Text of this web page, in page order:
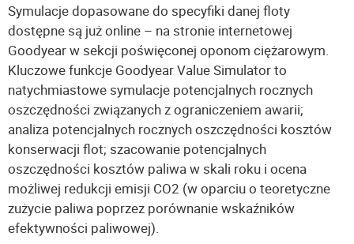
Symulacje dopasowane do specyfiki danej floty
dostępne są już online – na stronie internetowej
Goodyear w sekcji poświęconej oponom ciężarowym.
Kluczowe funkcje Goodyear Value Simulator to
natychmiastowe symulacje potencjalnych rocznych
oszczędności związanych z ograniczeniem awarii;
analiza potencjalnych rocznych oszczędności kosztów
konserwacji flot; szacowanie potencjalnych
oszczędności kosztów paliwa w skali roku i ocena
możliwej redukcji emisji CO2 (w oparciu o teoretyczne
zużycie paliwa poprzez porównanie wskaźników
efektywności paliwowej).